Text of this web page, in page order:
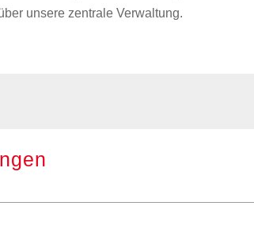
unsere zentrale Verwaltung.